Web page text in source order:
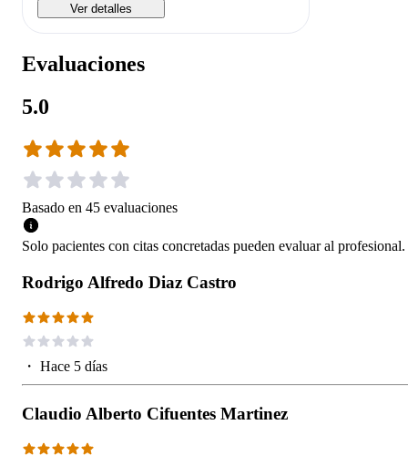
Ver detalles
Evaluaciones
5.0
Basado en 45 evaluaciones
Solo pacientes con citas concretadas pueden evaluar al profesional.
Rodrigo Alfredo Diaz Castro
・ Hace 5 días
Claudio Alberto Cifuentes Martinez